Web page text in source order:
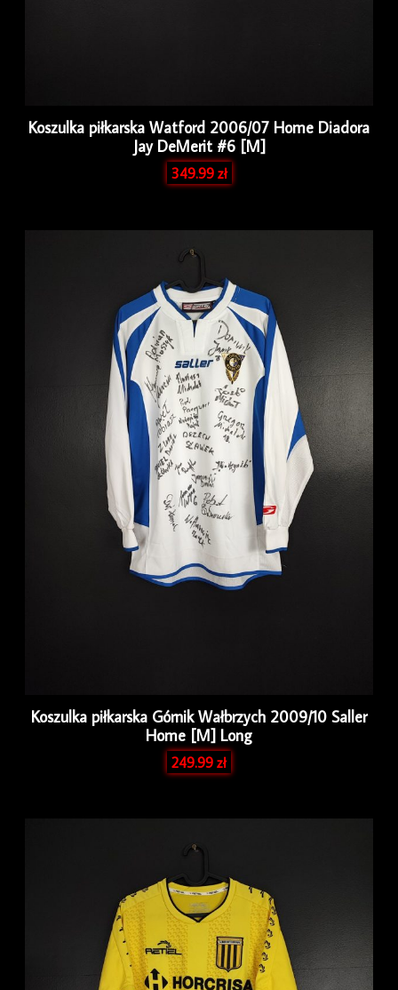
Koszulka piłkarska Watford 2006/07 Home Diadora
Jay DeMerit #6 [M]
349.99zł
Koszulka piłkarska Górnik Wałbrzych 2009/10 Saller
Home [M] Long
249.99zł